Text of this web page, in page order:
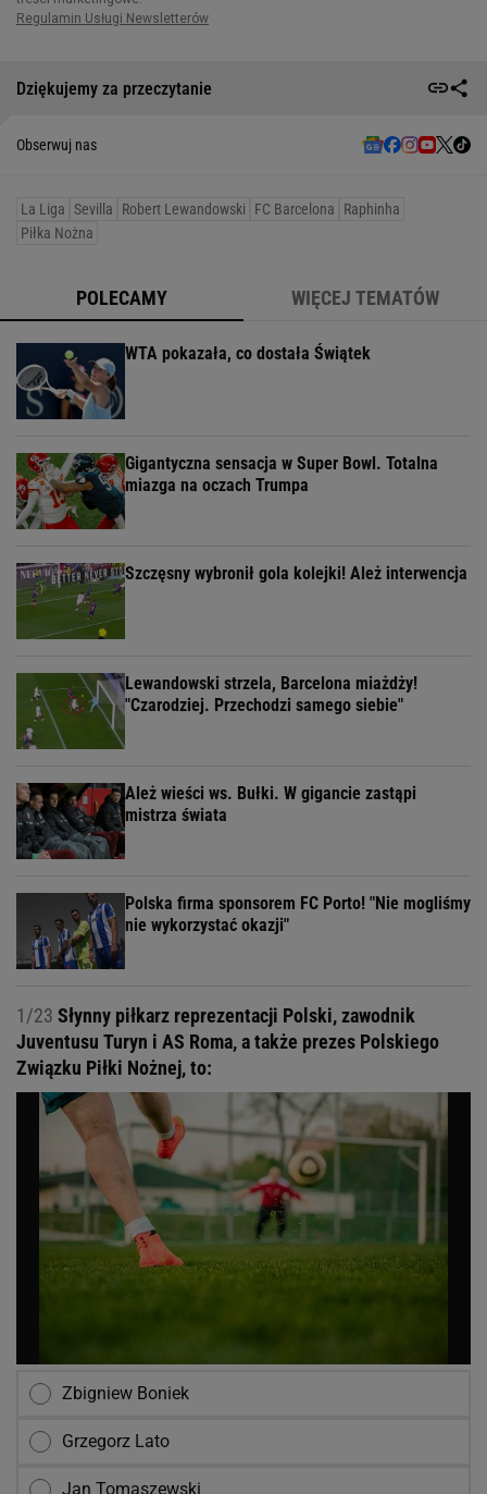
Dziękujemy za przeczytanie
Obserwuj nas
La Liga Sevilla Robert Lewandowski FC Barcelona
Raphinha
Piłka Nożna
POLECAMY WIĘCEJ TEMATÓW
WTA pokazała, co dostała Świątek
Gigantyczna sensacja w Super Bowl. Totalna
miazga na oczach Trumpa
Szczęsny wybronił gola kolejki! Ależ interwencja
Lewandowski strzela, Barcelona miażdży!
"Czarodziej. Przechodzi samego siebie"
Ależ wieści ws. Bułki. W gigancie zastąpi
mistrza świata
Polska firma sponsorem FC Porto! "Nie mogliśmy
nie wykorzystać okazji"
1/23 Słynny piłkarz reprezentacji Polski, zawodnik
Juventusu Turyn i AS Roma, a także prezes Polskiego
Związku Piłki Nożnej, to:
Zbigniew Boniek
Grzegorz Lato
Jan Tomaszewski